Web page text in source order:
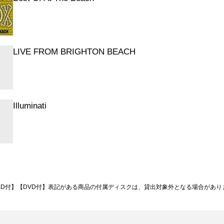
LIVE FROM BRIGHTON BEACH
Illuminati
付】【DVD付】表記がある商品の付属ディスクは、貸出対象外となる場合があり